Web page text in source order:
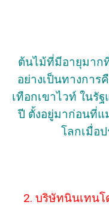
ต้นไม้ที่มีอายุมาก
อย่างเป็นทางการ
เทือกเขาไวท์ ในรั
ปี ตั้งอยู่มาก่อนที่
โลกเมื่อ
2. บริษัทนินเทน